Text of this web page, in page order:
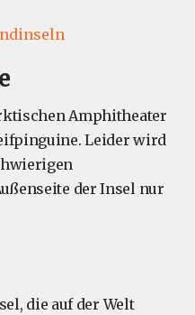
Amphitheater
Leider wird
der Insel nur
die auf der Welt